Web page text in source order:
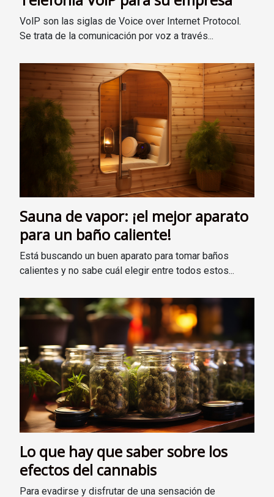
VolP son las siglas de Voice over Internet Protocol.
Se trata de la comunicación por voz a través...
Sauna de vapor: ¡el mejor aparato
para un baño caliente!
Está buscando un buen aparato para tomar baños
calientes y no sabe cuál elegir entre todos estos...
Lo que hay que saber sobre los
efectos del cannabis
Para evadirse y disfrutar de una sensación de